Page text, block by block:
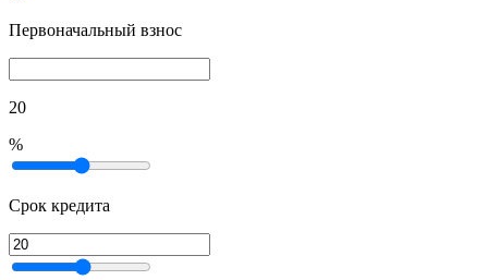
Первоначальный взнос
20
%
Срок кредита